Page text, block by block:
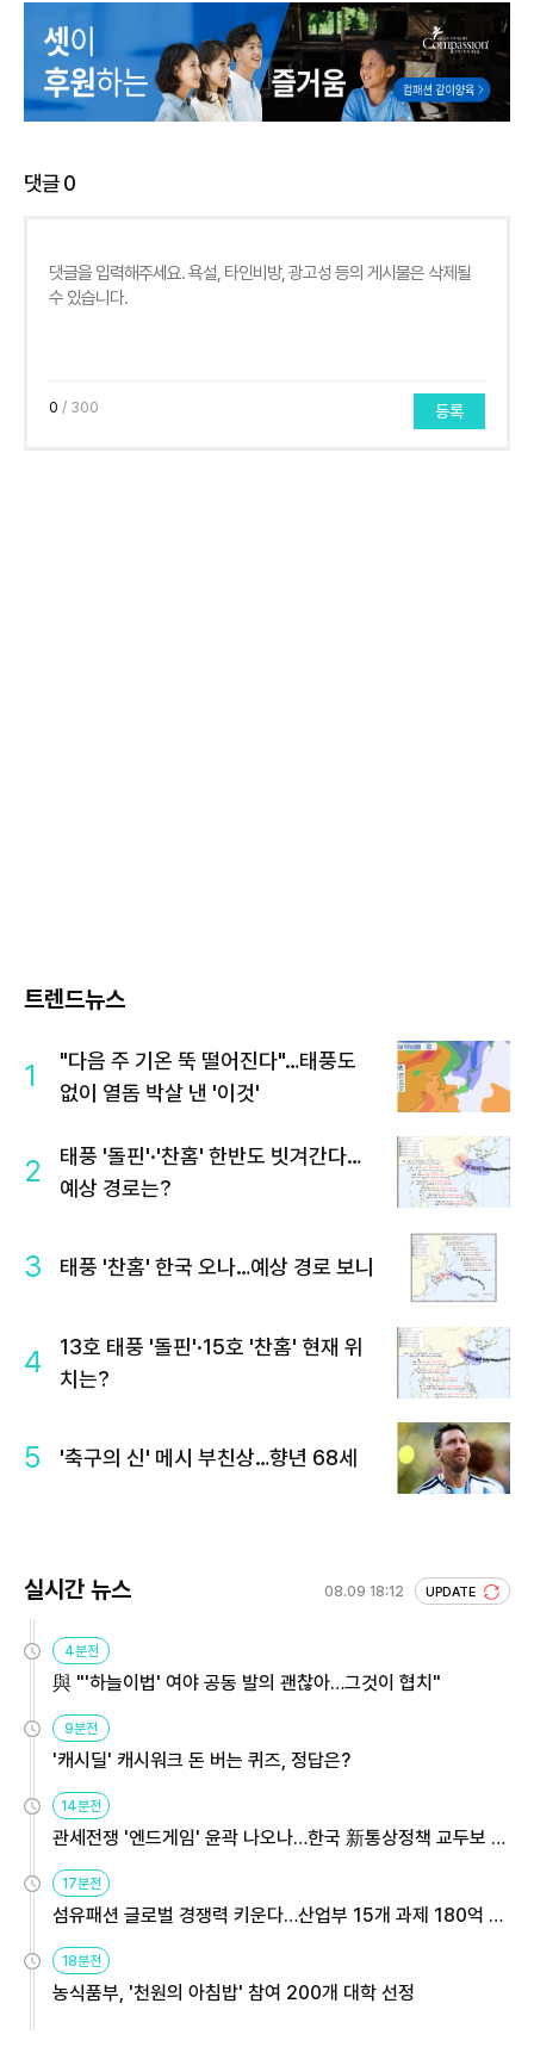
댓글0
0 / 300 등록
트렌드뉴스
1
"다음 주 기온 뚝 떨어진다"…태풍도
없이 열돔 박살 낸 '이것'
2
태풍 '돌핀'·'찬홈' 한반도 빗겨간다…
예상 경로는?
3 태풍 '찬홈' 한국 오나…예상 경로 보니
4
13호 태풍 '돌핀'·15호 '찬홈' 현재 위
치는?
5 '축구의 신' 메시 부친상…향년 68세
실시간 뉴스 08.09 18:12 UPDATE
4분전
與 "'하늘이법' 여야 공동 발의 괜찮아…그것이 협치"
9분전
'캐시딜' 캐시워크 돈 버는 퀴즈, 정답은?
14분전
관세전쟁 '엔드게임' 윤곽 나오나…한국 新통상정책 교두보 활
용해야
17분전
섬유패션 글로벌 경쟁력 키운다…산업부 15개 과제 180억 지
원
18분전
농식품부, '천원의 아침밥' 참여 200개 대학 선정